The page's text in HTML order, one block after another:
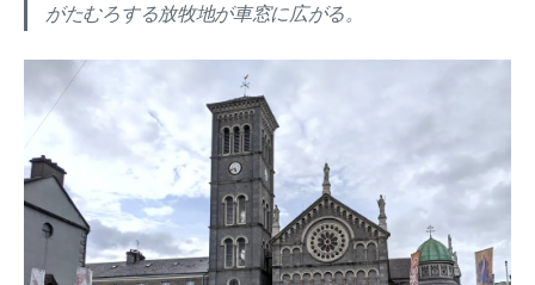
がたむろする放牧地が車窓に広がる。